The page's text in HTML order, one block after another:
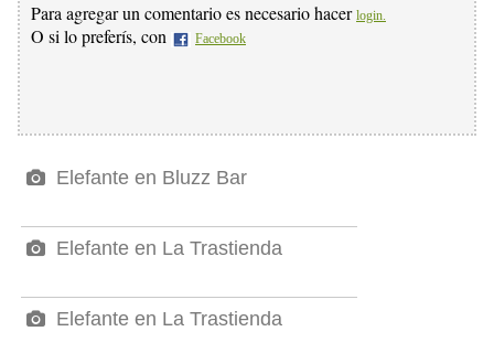
Para agregar un comentario es necesario hacer login.
O si lo preferís, con Facebook
Elefante en Bluzz Bar
Elefante en La Trastienda
Elefante en La Trastienda